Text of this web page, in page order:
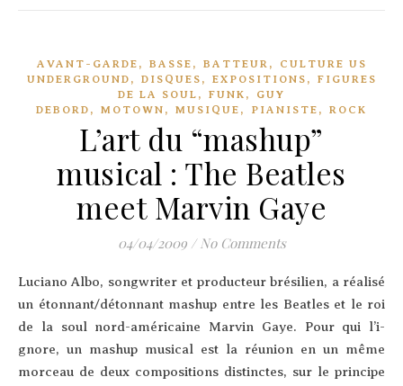
AVANT-GARDE , BASSE , BATTEUR ,
CULTURE US
UNDERGROUND , DISQUES , EXPOSITIONS ,
FIGURES
DE LA SOUL , FUNK ,
GUY
DEBORD , MOTOWN , MUSIQUE , PIANISTE , ROCK
L’art du “mashup”
musical : The Beatles
meet Marvin Gaye
04/04/2009 / No Comments
Lucia­no Albo, song­wri­ter et pro­duc­teur bré­si­lien, a réa­li­sé
un étonnant/détonnant mashup entre les Beatles et le roi
de la soul nord-amé­ri­caine Mar­vin Gaye. Pour qui l’i­
gnore, un mashup musi­cal est la réunion en un même
mor­ceau de deux com­po­si­tions dis­tinctes, sur le prin­cipe